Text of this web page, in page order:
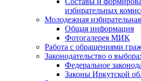
избирательных
Молодежная
Общая информация
Фотогалерея МИК
Работа с обращениями
Законодательство о
Федеральное
Законы Иркутской